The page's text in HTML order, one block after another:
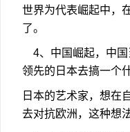
世界为代表崛起中，
了。
4、中国崛起，中国
领先的日本去搞一个
日本的艺术家，想在
去对抗欧洲，这种想